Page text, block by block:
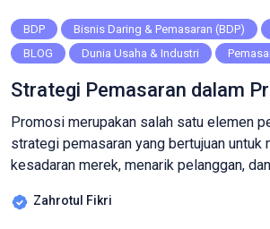
BDP Bisnis Daring & Pemasaran (BDP)
BLOG
Dunia Usaha & Industri
Strategi Pemasaran dalam
Promosi merupakan salah satu elemen
strategi pemasaran yang bertujuan untuk
kesadaran merek, menarik pelanggan,
bisnis dapat mencapai target pasarnya
Zahrotul Fikri